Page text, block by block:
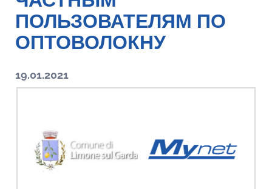
ПОЛЬЗОВАТЕЛЯМ ПО
ОПТОВОЛОКНУ
19.01.2021